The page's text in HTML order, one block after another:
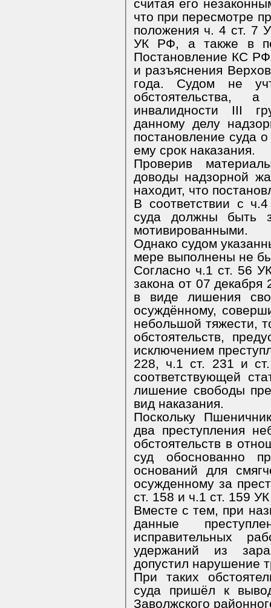
считая его
что при пересмотре
положения ч. 4 ст. 7
УК РФ, а также в
Постановление КС
и разъяснения
года. Судом не
инвалидности III
данному делу
постановление суда
ему срок наказания.
Проверив
доводы надзорной
находит, что
В соответствии с
суда должны быть
мотивированными.
Однако судом
мере выполнены не
Согласно ч.1 ст. 56
закона от 07
в виде лишения
осуждённому,
небольшой тяжести,
обстоятельств,
исключением
228, ч.1 ст. 231 и
соответствующей
лишение свободы
вид наказания.
Поскольку
два преступления
обстоятельств в
суд обоснованно
оснований для
осужденному за
ст. 158 и ч.1 ст. 159
Вместе с тем, при
данные
исправительных
удержаний из
допустил нарушение
При таких
суда пришёл к
Заволжского